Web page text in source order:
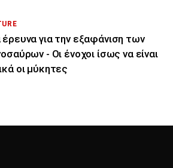
για την εξαφάνιση των
- Οι ένοχοι ίσως να είναι
οι μύκητες